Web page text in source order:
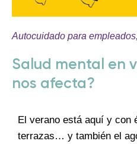
Autocuidado para empleados,
Salud mental en
nos afecta?
El verano está aquí y con
terrazas… y también el